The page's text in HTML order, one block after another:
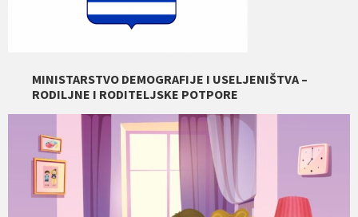
MINISTARSTVO DEMOGRAFIJE I USELJENIŠTVA –
RODILJNE I RODITELJSKE POTPORE